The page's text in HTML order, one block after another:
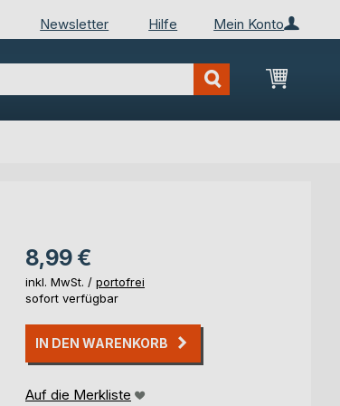
Mein Konto
Newsletter Hilfe
Mein
8,99 €
inkl. MwSt. / portofrei
sofort verfügbar
IN DEN WARENKORB
Auf die Merkliste